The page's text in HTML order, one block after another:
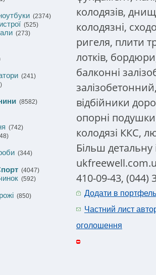
(2374)
(525)
(273)
(241)
(8582)
(742)
(344)
(4047)
(592)
(850)
колодязів,
колодязні,
ригеля, плити
лотків,
балконні
відбійники
опорні
колодязі ККС,
Більш
410-09-43, (044)
Додати в портфель
Частний лист
оголошення